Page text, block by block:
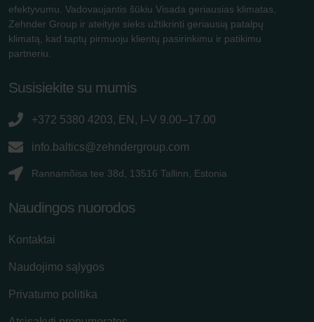
efektyvumu. Vadovaujantis šūkiu Visada geriausias klimatas,
Zehnder Group ir ateityje sieks užtikrinti geriausią patalpų
klimatą, kad taptų pirmuoju klientų pasirinkimu ir patikimu
partneriu.
Susisiekite su mumis
+372 5380 4203, EN, I–V 9.00–17.00
info.baltics@zehndergroup.com
Rannamõisa tee 38d, 13516 Tallinn, Estonia
Naudingos nuorodos
Kontaktai
Naudojimo sąlygos
Privatumo politika